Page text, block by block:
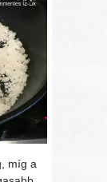
míg a